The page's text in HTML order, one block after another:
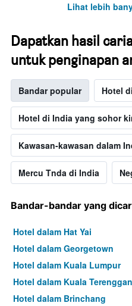
Lihat lebih
Dapatkan hasil
untuk penginapan
Bandar popular Hotel
Hotel di India yang sohor
Kawasan-kawasan dalam
Mercu Tnda di India
Bandar-bandar yang
Hotel dalam Hat Yai
Hotel dalam Georgetown
Hotel dalam Kuala Lumpur
Hotel dalam Kuala
Hotel dalam Brinchang